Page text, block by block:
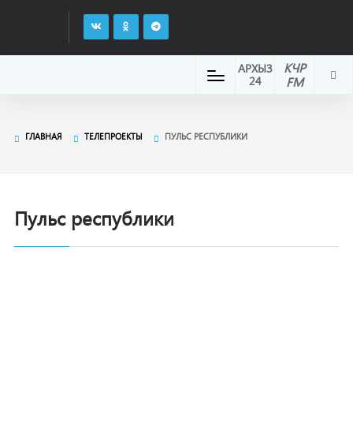
КЧР
FM
АРХЫЗ
24
ГЛАВНАЯ ТЕЛЕПРОЕКТЫ ПУЛЬС РЕСПУБЛИКИ
Пульс республики